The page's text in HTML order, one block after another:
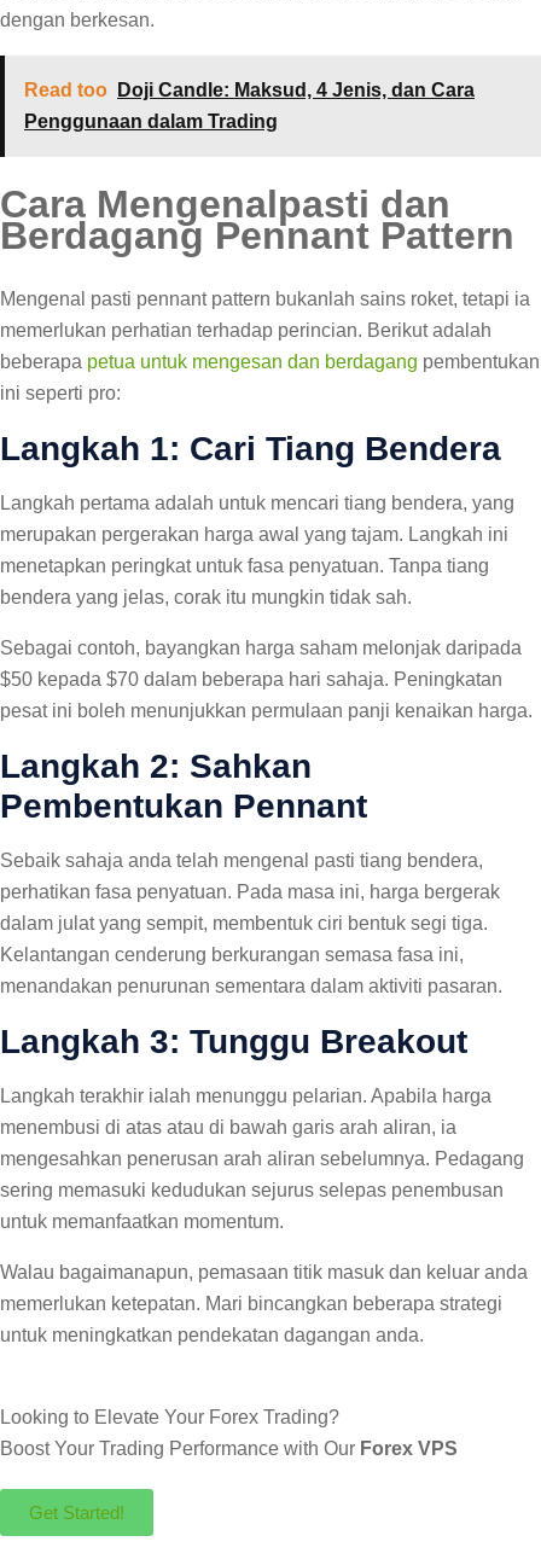
dengan berkesan.
Read too
Doji Candle: Maksud, 4 Jenis, dan Cara
Penggunaan dalam Trading
Cara Mengenalpasti dan
Berdagang Pennant Pattern
Mengenal pasti pennant pattern bukanlah sains roket, tetapi ia
memerlukan perhatian terhadap perincian. Berikut adalah
beberapa petua untuk mengesan dan berdagang pembentukan
ini seperti pro:
Langkah 1: Cari Tiang Bendera
Langkah pertama adalah untuk mencari tiang bendera, yang
merupakan pergerakan harga awal yang tajam. Langkah ini
menetapkan peringkat untuk fasa penyatuan. Tanpa tiang
bendera yang jelas, corak itu mungkin tidak sah.
Sebagai contoh, bayangkan harga saham melonjak daripada
$50 kepada $70 dalam beberapa hari sahaja. Peningkatan
pesat ini boleh menunjukkan permulaan panji kenaikan harga.
Langkah 2: Sahkan
Pembentukan Pennant
Sebaik sahaja anda telah mengenal pasti tiang bendera,
perhatikan fasa penyatuan. Pada masa ini, harga bergerak
dalam julat yang sempit, membentuk ciri bentuk segi tiga.
Kelantangan cenderung berkurangan semasa fasa ini,
menandakan penurunan sementara dalam aktiviti pasaran.
Langkah 3: Tunggu Breakout
Langkah terakhir ialah menunggu pelarian. Apabila harga
menembusi di atas atau di bawah garis arah aliran, ia
mengesahkan penerusan arah aliran sebelumnya. Pedagang
sering memasuki kedudukan sejurus selepas penembusan
untuk memanfaatkan momentum.
Walau bagaimanapun, pemasaan titik masuk dan keluar anda
memerlukan ketepatan. Mari bincangkan beberapa strategi
untuk meningkatkan pendekatan dagangan anda.
Looking to Elevate Your Forex Trading?
Boost Your Trading Performance with Our Forex VPS
Get Started!